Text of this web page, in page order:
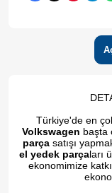
Türkiye'de en
Volkswagen başta
parçasatışı
el yedek parçaları
ekonomimize